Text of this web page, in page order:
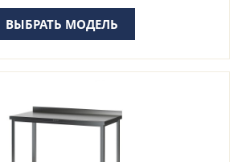
ВЫБРАТЬ МОДЕЛЬ